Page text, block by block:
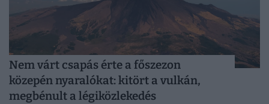
Nem várt csapás érte a főszezon
közepén nyaralókat: kitört a vulkán,
megbénult a légiközlekedés